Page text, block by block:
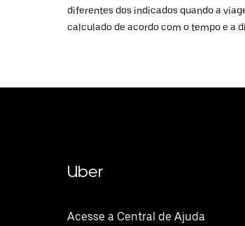
diferentes dos indicados quando a
calculado de acordo com o tempo e a
Uber
Acesse a Central de Ajuda